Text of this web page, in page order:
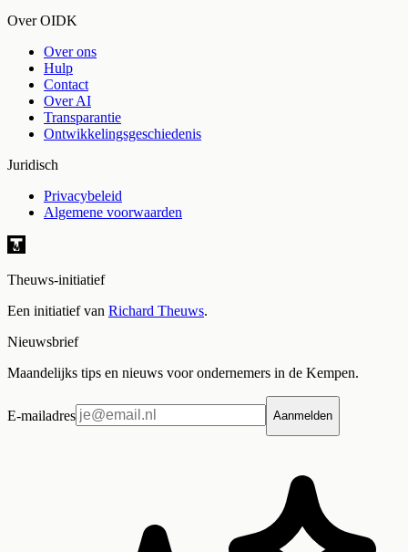
Over OIDK
Over ons
Hulp
Contact
Over AI
Transparantie
Ontwikkelingsgeschiedenis
Juridisch
Privacybeleid
Algemene voorwaarden
Theuws-initiatief
Een initiatief van Richard Theuws.
Nieuwsbrief
Maandelijks tips en nieuws voor ondernemers in de Kempen.
E-mailadres Aanmelden